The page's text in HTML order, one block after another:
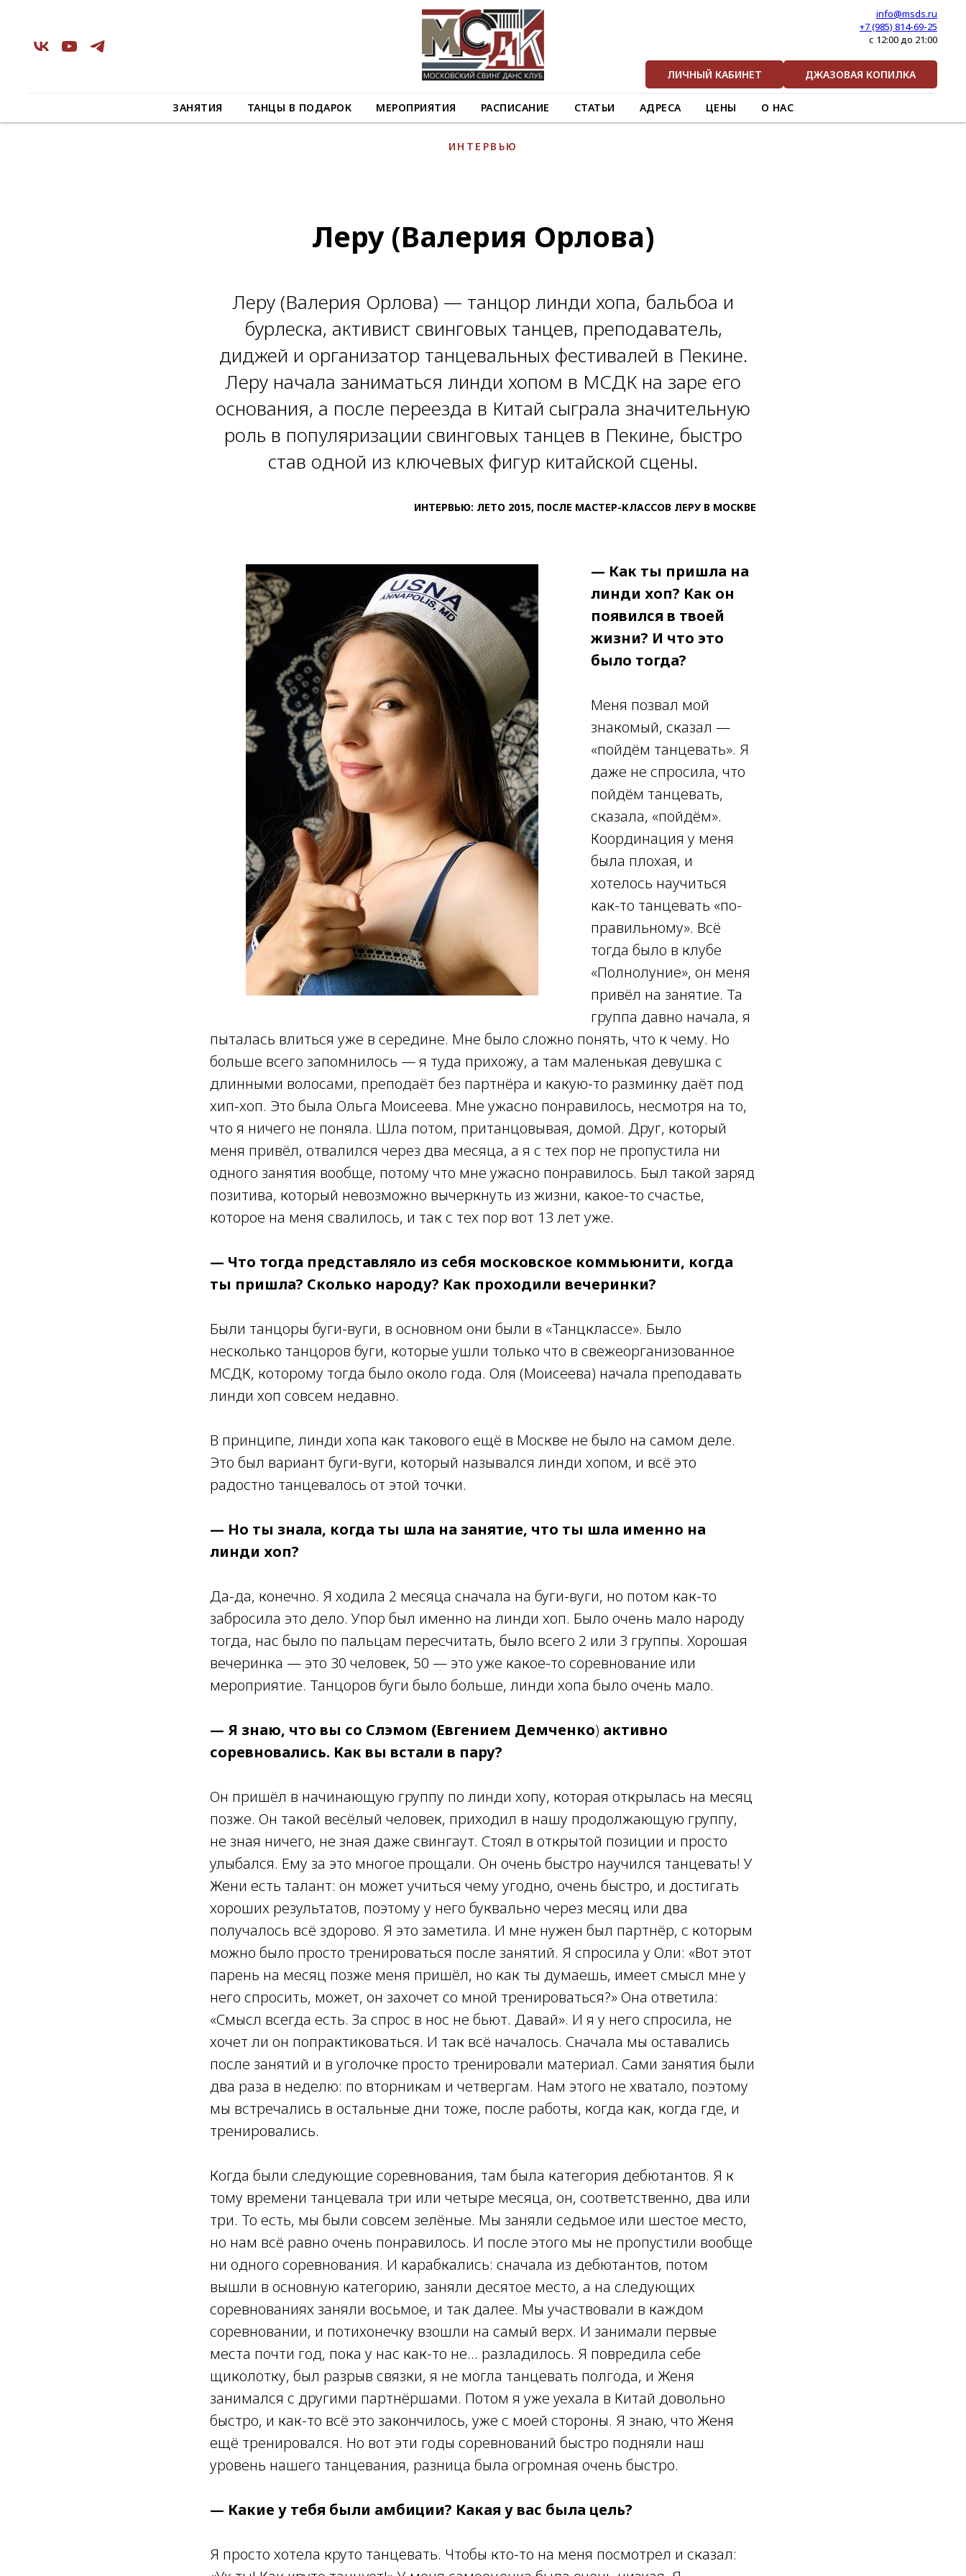
info@msds.ru
+7 (985) 814-69-25
с 12:00 до 21:00
ЛИЧНЫЙ КАБИНЕТ ДЖАЗОВАЯ КОПИЛКА
ЗАНЯТИЯ ТАНЦЫ В ПОДАРОК МЕРОПРИЯТИЯ РАСПИСАНИЕ СТАТЬИ АДРЕСА ЦЕНЫ О НАС
ИНТЕРВЬЮ
Леру (Валерия Орлова)
Леру (Валерия Орлова) — танцор линди хопа, бальбоа и
бурлеска, активист свинговых танцев, преподаватель,
диджей и организатор танцевальных фестивалей в Пекине.
Леру начала заниматься линди хопом в МСДК на заре его
основания, а после переезда в Китай сыграла значительную
роль в популяризации свинговых танцев в Пекине, быстро
став одной из ключевых фигур китайской сцены.
ИНТЕРВЬЮ: ЛЕТО 2015, ПОСЛЕ МАСТЕР-КЛАССОВ ЛЕРУ В МОСКВЕ
— Как ты пришла на
линди хоп? Как он
появился в твоей
жизни? И что это
было тогда?
Меня позвал мой
знакомый, сказал —
«пойдём танцевать». Я
даже не спросила, что
пойдём танцевать,
сказала, «пойдём».
Координация у меня
была плохая, и
хотелось научиться
как-то танцевать «по-
правильному». Всё
тогда было в клубе
«Полнолуние», он меня
привёл на занятие. Та
группа давно начала, я
пыталась влиться уже в середине. Мне было сложно понять, что к чему. Но
больше всего запомнилось — я туда прихожу, а там маленькая девушка с
длинными волосами, преподаёт без партнёра и какую-то разминку даёт под
хип-хоп. Это была Ольга Моисеева. Мне ужасно понравилось, несмотря на то,
что я ничего не поняла. Шла потом, пританцовывая, домой. Друг, который
меня привёл, отвалился через два месяца, а я с тех пор не пропустила ни
одного занятия вообще, потому что мне ужасно понравилось. Был такой заряд
позитива, который невозможно вычеркнуть из жизни, какое-то счастье,
которое на меня свалилось, и так с тех пор вот 13 лет уже.
— Что тогда представляло из себя московское коммьюнити, когда
ты пришла? Сколько народу? Как проходили вечеринки?
Были танцоры буги-вуги, в основном они были в «Танцклассе». Было
несколько танцоров буги, которые ушли только что в свежеорганизованное
МСДК, которому тогда было около года. Оля (Моисеева) начала преподавать
линди хоп совсем недавно.
В принципе, линди хопа как такового ещё в Москве не было на самом деле.
Это был вариант буги-вуги, который назывался линди хопом, и всё это
радостно танцевалось от этой точки.
— Но ты знала, когда ты шла на занятие, что ты шла именно на
линди хоп?
Да-да, конечно. Я ходила 2 месяца сначала на буги-вуги, но потом как-то
забросила это дело. Упор был именно на линди хоп. Было очень мало народу
тогда, нас было по пальцам пересчитать, было всего 2 или 3 группы. Хорошая
вечеринка — это 30 человек, 50 — это уже какое-то соревнование или
мероприятие. Танцоров буги было больше, линди хопа было очень мало.
— Я знаю, что вы со Слэмом (Евгением Демченко) активно
соревновались. Как вы встали в пару?
Он пришёл в начинающую группу по линди хопу, которая открылась на месяц
позже. Он такой весёлый человек, приходил в нашу продолжающую группу,
не зная ничего, не зная даже свингаут. Стоял в открытой позиции и просто
улыбался. Ему за это многое прощали. Он очень быстро научился танцевать! У
Жени есть талант: он может учиться чему угодно, очень быстро, и достигать
хороших результатов, поэтому у него буквально через месяц или два
получалось всё здорово. Я это заметила. И мне нужен был партнёр, с которым
можно было просто тренироваться после занятий. Я спросила у Оли: «Вот этот
парень на месяц позже меня пришёл, но как ты думаешь, имеет смысл мне у
него спросить, может, он захочет со мной тренироваться?» Она ответила:
«Смысл всегда есть. За спрос в нос не бьют. Давай». И я у него спросила, не
хочет ли он попрактиковаться. И так всё началось. Сначала мы оставались
после занятий и в уголочке просто тренировали материал. Сами занятия были
два раза в неделю: по вторникам и четвергам. Нам этого не хватало, поэтому
мы встречались в остальные дни тоже, после работы, когда как, когда где, и
тренировались.
Когда были следующие соревнования, там была категория дебютантов. Я к
тому времени танцевала три или четыре месяца, он, соответственно, два или
три. То есть, мы были совсем зелёные. Мы заняли седьмое или шестое место,
но нам всё равно очень понравилось. И после этого мы не пропустили вообще
ни одного соревнования. И карабкались: сначала из дебютантов, потом
вышли в основную категорию, заняли десятое место, а на следующих
соревнованиях заняли восьмое, и так далее. Мы участвовали в каждом
соревновании, и потихонечку взошли на самый верх. И занимали первые
места почти год, пока у нас как-то не... разладилось. Я повредила себе
щиколотку, был разрыв связки, я не могла танцевать полгода, и Женя
занимался с другими партнёршами. Потом я уже уехала в Китай довольно
быстро, и как-то всё это закончилось, уже с моей стороны. Я знаю, что Женя
ещё тренировался. Но вот эти годы соревнований быстро подняли наш
уровень нашего танцевания, разница была огромная очень быстро.
— Какие у тебя были амбиции? Какая у вас была цель?
Я просто хотела круто танцевать. Чтобы кто-то на меня посмотрел и сказал: